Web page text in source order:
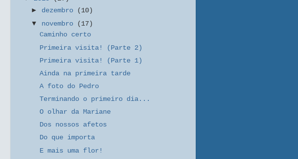
► dezembro
(10)
▼ novembro
(17)
Caminho certo
Primeira visita! (Parte 2)
Primeira visita! (Parte 1)
Ainda na primeira tarde
A foto do Pedro
Terminando o primeiro dia...
O olhar da Mariane
Dos nossos afetos
Do que importa
E mais uma flor!